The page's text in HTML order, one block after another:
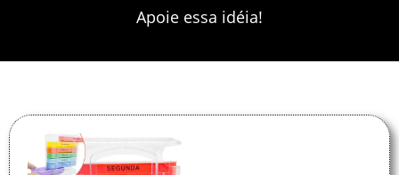
Apoie essa idéia!